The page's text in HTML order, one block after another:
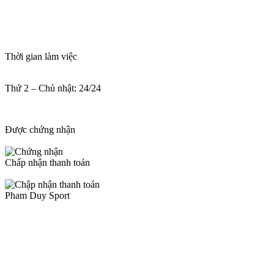
Thời gian làm việc
Thứ 2 – Chủ nhật: 24/24
Được chứng nhận
Chấp nhận thanh toán
Pham Duy Sport